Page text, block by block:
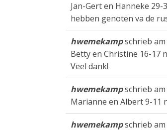
Jan-Gert en Hanneke
hebben genoten va de
hwemekampschrieb am
Betty en Christine 16-17
Veel dank!
hwemekampschrieb am
Marianne en Albert 9-11
hwemekampschrieb am